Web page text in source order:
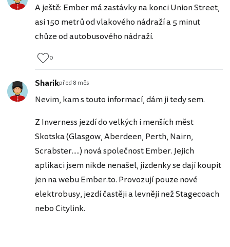
A ještě: Ember má zastávky na konci Union Street,
asi 150 metrů od vlakového nádraží a 5 minut
chůze od autobusového nádraží.
0
Sharikpřed 8 měs
Nevim, kam s touto informací, dám ji tedy sem.
Z Inverness jezdí do velkých i menších měst
Skotska (Glasgow, Aberdeen, Perth, Nairn,
Scrabster.....) nová společnost Ember. Jejich
aplikaci jsem nikde nenašel, jízdenky se dají koupit
jen na webu Ember.to. Provozují pouze nové
elektrobusy, jezdí častěji a levněji než Stagecoach
nebo Citylink.